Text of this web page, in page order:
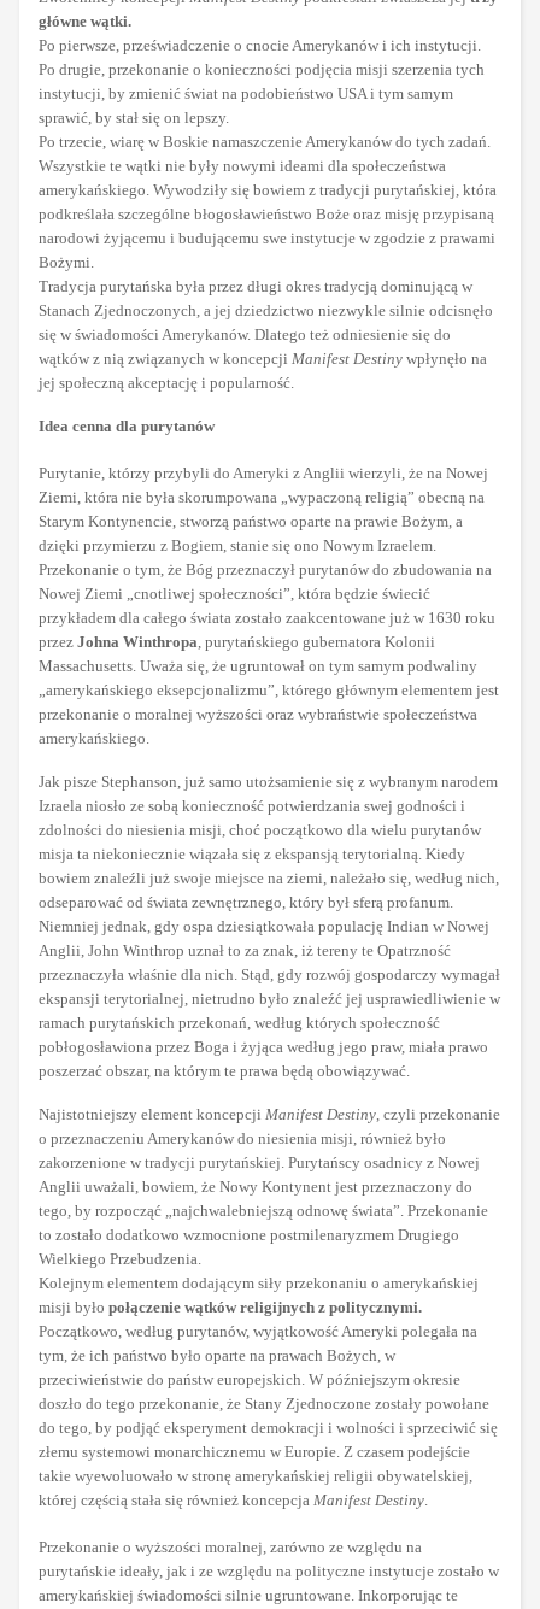
główne wątki.
Po pierwsze, przeświadczenie o cnocie Amerykanów i ich instytucji.
Po drugie, przekonanie o konieczności podjęcia misji szerzenia tych
instytucji, by zmienić świat na podobieństwo USA i tym samym
sprawić, by stał się on lepszy.
Po trzecie, wiarę w Boskie namaszczenie Amerykanów do tych zadań.
Wszystkie te wątki nie były nowymi ideami dla społeczeństwa
amerykańskiego. Wywodziły się bowiem z tradycji purytańskiej, która
podkreślała szczególne błogosławieństwo Boże oraz misję przypisaną
narodowi żyjącemu i budującemu swe instytucje w zgodzie z prawami
Bożymi.
Tradycja purytańska była przez długi okres tradycją dominującą w
Stanach Zjednoczonych, a jej dziedzictwo niezwykle silnie odcisnęło
się w świadomości Amerykanów. Dlatego też odniesienie się do
wątków z nią związanych w koncepcji Manifest Destiny wpłynęło na
jej społeczną akceptację i popularność.
Idea cenna dla purytanów
Purytanie, którzy przybyli do Ameryki z Anglii wierzyli, że na Nowej
Ziemi, która nie była skorumpowana „wypaczoną religią” obecną na
Starym Kontynencie, stworzą państwo oparte na prawie Bożym, a
dzięki przymierzu z Bogiem, stanie się ono Nowym Izraelem.
Przekonanie o tym, że Bóg przeznaczył purytanów do zbudowania na
Nowej Ziemi „cnotliwej społeczności”, która będzie świecić
przykładem dla całego świata zostało zaakcentowane już w 1630 roku
przez Johna Winthropa, purytańskiego gubernatora Kolonii
Massachusetts. Uważa się, że ugruntował on tym samym podwaliny
„amerykańskiego eksepcjonalizmu”, którego głównym elementem jest
przekonanie o moralnej wyższości oraz wybraństwie społeczeństwa
amerykańskiego.
Jak pisze Stephanson, już samo utożsamienie się z wybranym narodem
Izraela niosło ze sobą konieczność potwierdzania swej godności i
zdolności do niesienia misji, choć początkowo dla wielu purytanów
misja ta niekoniecznie wiązała się z ekspansją terytorialną. Kiedy
bowiem znaleźli już swoje miejsce na ziemi, należało się, według nich,
odseparować od świata zewnętrznego, który był sferą profanum.
Niemniej jednak, gdy ospa dziesiątkowała populację Indian w Nowej
Anglii, John Winthrop uznał to za znak, iż tereny te Opatrzność
przeznaczyła właśnie dla nich. Stąd, gdy rozwój gospodarczy wymagał
ekspansji terytorialnej, nietrudno było znaleźć jej usprawiedliwienie w
ramach purytańskich przekonań, według których społeczność
pobłogosławiona przez Boga i żyjąca według jego praw, miała prawo
poszerzać obszar, na którym te prawa będą obowiązywać.
Najistotniejszy element koncepcji Manifest Destiny, czyli przekonanie
o przeznaczeniu Amerykanów do niesienia misji, również było
zakorzenione w tradycji purytańskiej. Purytańscy osadnicy z Nowej
Anglii uważali, bowiem, że Nowy Kontynent jest przeznaczony do
tego, by rozpocząć „najchwalebniejszą odnowę świata”. Przekonanie
to zostało dodatkowo wzmocnione postmilenaryzmem Drugiego
Wielkiego Przebudzenia.
Kolejnym elementem dodającym siły przekonaniu o amerykańskiej
misji było połączenie wątków religijnych z politycznymi.
Początkowo, według purytanów, wyjątkowość Ameryki polegała na
tym, że ich państwo było oparte na prawach Bożych, w
przeciwieństwie do państw europejskich. W późniejszym okresie
doszło do tego przekonanie, że Stany Zjednoczone zostały powołane
do tego, by podjąć eksperyment demokracji i wolności i sprzeciwić się
złemu systemowi monarchicznemu w Europie. Z czasem podejście
takie wyewoluowało w stronę amerykańskiej religii obywatelskiej,
której częścią stała się również koncepcja Manifest Destiny.
Przekonanie o wyższości moralnej, zarówno ze względu na
purytańskie ideały, jak i ze względu na polityczne instytucje zostało w
amerykańskiej świadomości silnie ugruntowane. Inkorporując te